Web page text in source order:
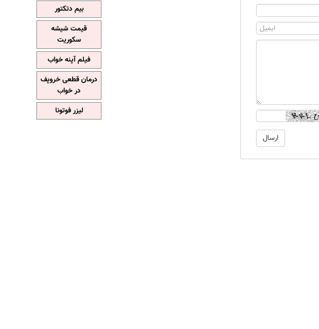
بیم دتکتور
قیمت شیشه
سکوریت
فیلم آپنه خواب
درمان قطعی خروپف
در خواب
لیزر فوتونا